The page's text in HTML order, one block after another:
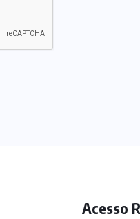
Acesso